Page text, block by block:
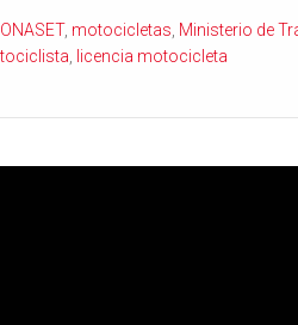
, motocicletas Ministerio de
licencia motocicleta